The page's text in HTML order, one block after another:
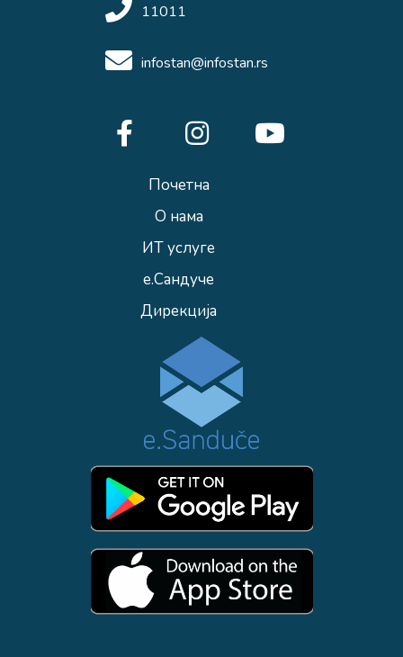
11011
infostan@infostan.rs
Почетна
О нама
ИТ услуге
е.Сандуче
Дирекција